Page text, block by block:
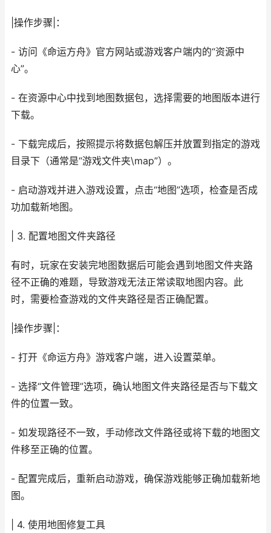
|操作步骤|：
- 访问《命运方舟》官方网站或游戏客户端内的“资源中
心”。
- 在资源中心中找到地图数据包，选择需要的地图版本进行
下载。
- 下载完成后，按照提示将数据包解压并放置到指定的游戏
目录下（通常是“游戏文件夹\map”）。
- 启动游戏并进入游戏设置，点击“地图”选项，检查是否成
功加载新地图。
| 3. 配置地图文件夹路径
有时，玩家在安装完地图数据后可能会遇到地图文件夹路
径不正确的难题，导致游戏无法正常读取地图内容。此
时，需要检查游戏的文件夹路径是否正确配置。
|操作步骤|：
- 打开《命运方舟》游戏客户端，进入设置菜单。
- 选择“文件管理”选项，确认地图文件夹路径是否与下载文
件的位置一致。
- 如发现路径不一致，手动修改文件路径或将下载的地图文
件移至正确的位置。
- 配置完成后，重新启动游戏，确保游戏能够正确加载新地
图。
| 4. 使用地图修复工具